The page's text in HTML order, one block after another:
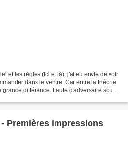
et les règles (ici et là), j'ai eu envie de voir
dans le ventre. Car entre la théorie
différence. Faute d'adversaire sous
Premières impressions